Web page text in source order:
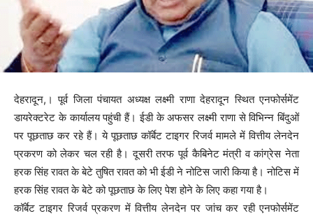
देहरादून,। पूर्व जिला पंचायत अध्यक्ष लक्ष्मी राणा देहरादून स्थित एनफोर्समेंट
डायरेक्टरेट के कार्यालय पहुंची हैं। ईडी के अफसर लक्ष्मी राणा से विभिन्न बिंदुओं
पर पूछताछ कर रहे हैं। ये पूछताछ कॉर्बेट टाइगर रिजर्व मामले में वित्तीय लेनदेन
प्रकरण को लेकर चल रही है। दूसरी तरफ पूर्व कैबिनेट मंत्री व कांग्रेस नेता
हरक सिंह रावत के बेटे तुषित रावत को भी ईडी ने नोटिस जारी किया है। नोटिस में
हरक सिंह रावत के बेटे को पूछताछ के लिए पेश होने के लिए कहा गया है।
कॉर्बेट टाइगर रिजर्व प्रकरण में वित्तीय लेनदेन पर जांच कर रही एनफोर्समेंट